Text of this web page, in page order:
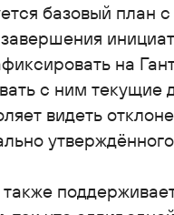
базовый план
на
с ним текущие
видеть